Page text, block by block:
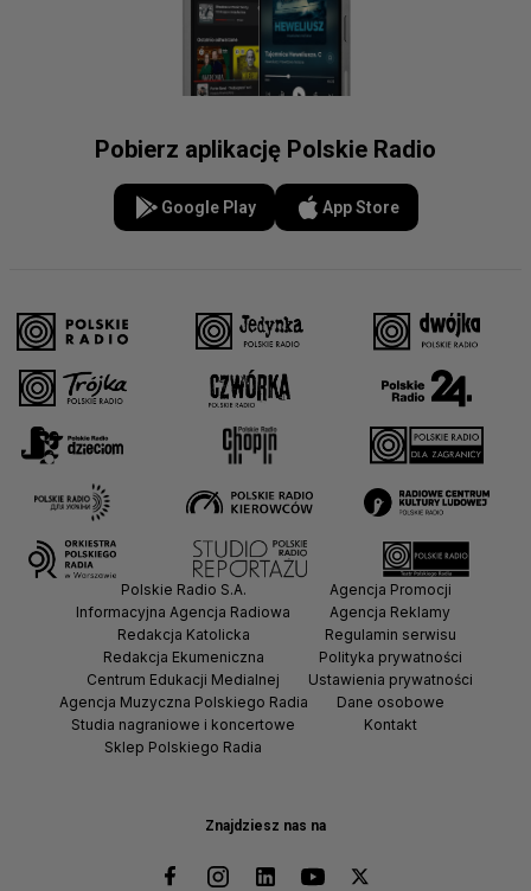
Pobierz aplikację Polskie Radio
Google Play App Store
Znajdziesz nas na
Polskie Radio S.A.
Informacyjna Agencja Radiowa
Redakcja Katolicka
Redakcja Ekumeniczna
Centrum Edukacji Medialnej
Agencja Muzyczna Polskiego Radia
Studia nagraniowe i koncertowe
Sklep Polskiego Radia
Agencja Promocji
Agencja Reklamy
Regulamin serwisu
Polityka prywatności
Ustawienia prywatności
Dane osobowe
Kontakt